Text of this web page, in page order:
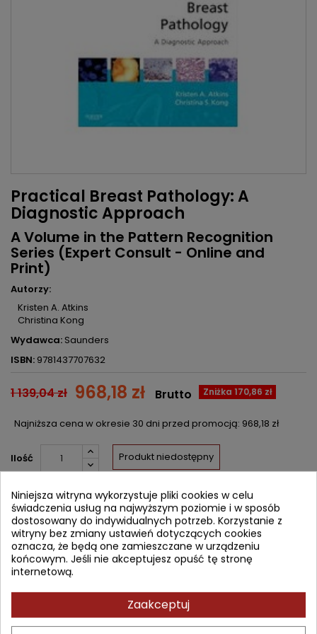
Practical Breast Pathology: A
Diagnostic Approach
A Volume in the Pattern Recognition
Series (Expert Consult - Online and
Print)
Autorzy:
Kristen A. Atkins
Christina Kong
Wydawca: Saunders
ISBN: 9781437707632
1 139,04 zł 968,18 zł Zniżka 170,86 zł
Brutto
Najniższa cena w okresie 30 dni przed promocją: 968,18 zł
Ilość Produkt niedostępny
 Nakład wyczerpany (niedostępny u wydawcy)
Udostępnij
Powiadom mnie o dostępności
Wprowadź swój adres email, aby otrzymać powiadomienie o
Niniejsza witryna wykorzystuje pliki cookies w celu
świadczenia usług na najwyższym poziomie i w sposób
dostosowany do indywidualnych potrzeb. Korzystanie z
witryny bez zmiany ustawień dotyczących cookies
oznacza, że będą one zamieszczane w urządzeniu
końcowym. Jeśli nie akceptujesz opuść tę stronę
internetową.
Zaakceptuj